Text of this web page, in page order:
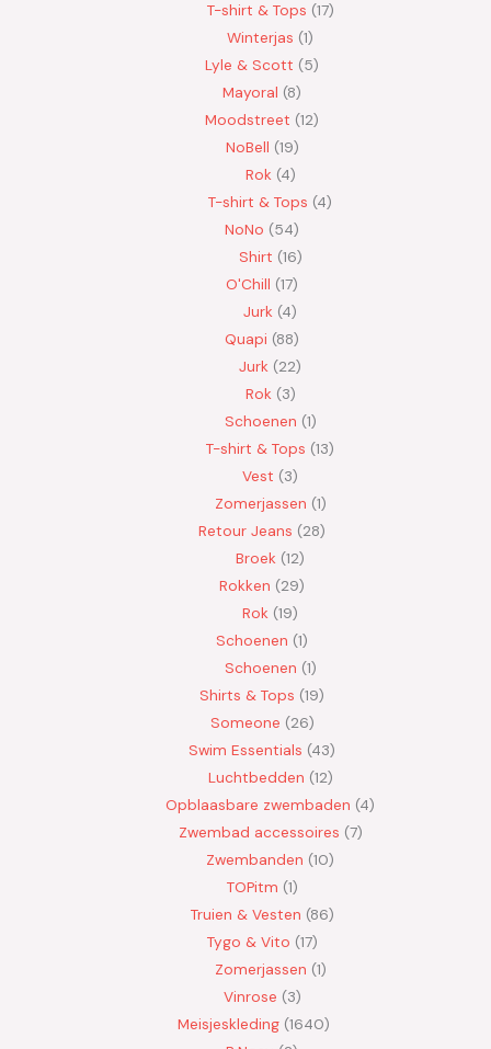
T-shirt & Tops 17
Winterjas 1
Lyle & Scott
5
Mayoral 8
Moodstreet 12
NoBell 19
Rok 4
T-shirt & Tops 4
NoNo
54
Shirt 16
O'Chill 17
Jurk 4
Quapi 88
Jurk 22
Rok 3
Schoenen 1
T-shirt & Tops 13
Vest
3
Zomerjassen 1
Retour Jeans
28
Broek 12
Rokken
29
Rok 19
Schoenen 1
Schoenen 1
Shirts & Tops 19
Someone 26
Swim Essentials 43
Luchtbedden 12
Opblaasbare zwembaden 4
Zwembad accessoires 7
Zwembanden 10
TOPitm 1
Truien & Vesten 86
Tygo & Vito 17
Zomerjassen 1
Vinrose 3
Meisjeskleding 1640